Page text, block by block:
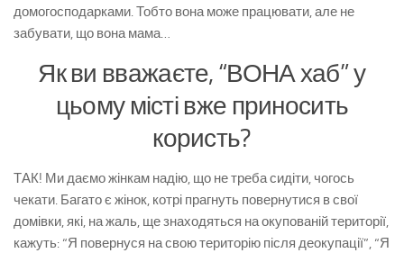
домогосподарками. Тобто вона може працювати, але не
забувати, що вона мама…
Як ви вважаєте, “ВОНА хаб” у
цьому місті вже приносить
користь?
ТАК! Ми даємо жінкам надію, що не треба сидіти, чогось
чекати. Багато є жінок, котрі прагнуть повернутися в свої
домівки, які, на жаль, ще знаходяться на окупованій території,
кажуть: “Я повернуся на свою територію після деокупації”, “Я